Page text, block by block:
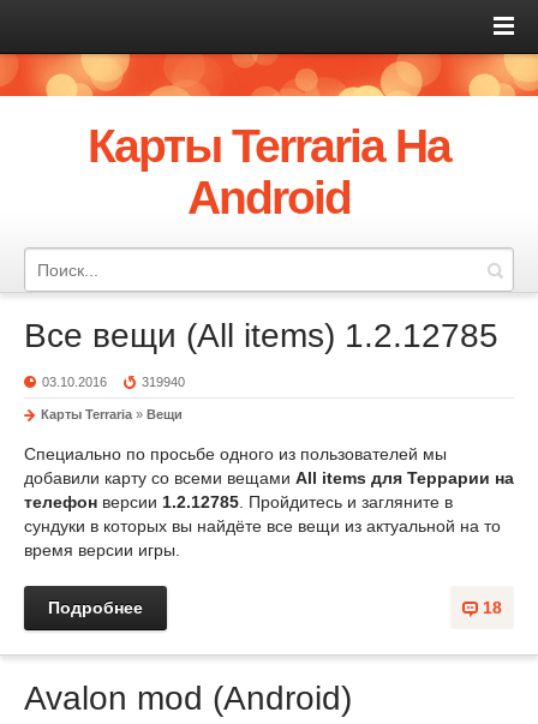
Карты Terraria На
Android
Все вещи (All items) 1.2.12785
03.10.2016 319940
Карты Terraria » Вещи
Специально по просьбе одного из пользователей мы
добавили карту со всеми вещами All items для Террарии на
телефон версии 1.2.12785 . Пройдитесь и загляните в
сундуки в которых вы найдёте все вещи из актуальной на то
время версии игры.
18
Подробнее
Avalon mod (Android)